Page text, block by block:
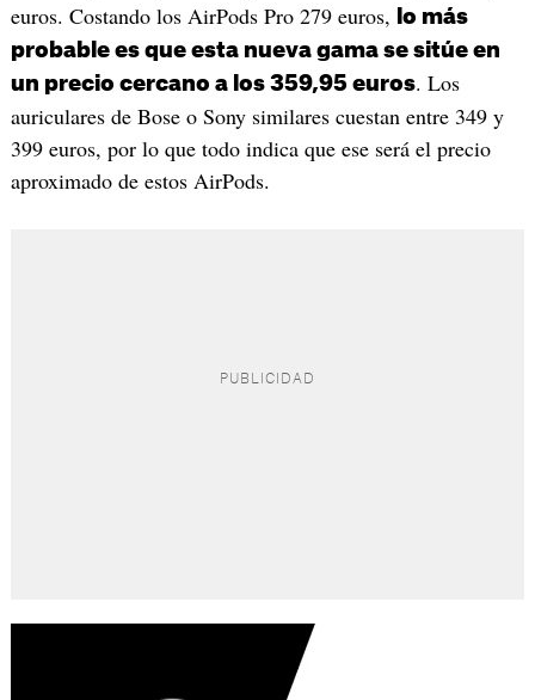
euros. Costando los AirPods Pro 279 euros,
lo más
probable es que esta nueva gama se sitúe en
un precio cercano a los 359,95 euros. Los
auriculares de Bose o Sony similares cuestan entre 349 y
399 euros, por lo que todo indica que ese será el precio
aproximado de estos AirPods.